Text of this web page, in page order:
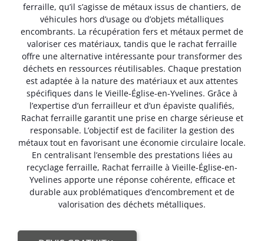
ferraille, qu’il s’agisse de métaux issus de chantiers, de
véhicules hors d’usage ou d’objets métalliques
encombrants. La récupération fers et métaux permet de
valoriser ces matériaux, tandis que le rachat ferraille
offre une alternative intéressante pour transformer des
déchets en ressources réutilisables. Chaque prestation
est adaptée à la nature des matériaux et aux attentes
spécifiques dans le Vieille-Église-en-Yvelines. Grâce à
l’expertise d’un ferrailleur et d’un épaviste qualifiés,
Rachat ferraille garantit une prise en charge sérieuse et
responsable. L’objectif est de faciliter la gestion des
métaux tout en favorisant une économie circulaire locale.
En centralisant l’ensemble des prestations liées au
recyclage ferraille, Rachat ferraille à Vieille-Église-en-
Yvelines apporte une réponse cohérente, efficace et
durable aux problématiques d’encombrement et de
valorisation des déchets métalliques.